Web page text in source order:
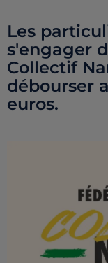
Les
s'engager
Collectif
débourser
euros.